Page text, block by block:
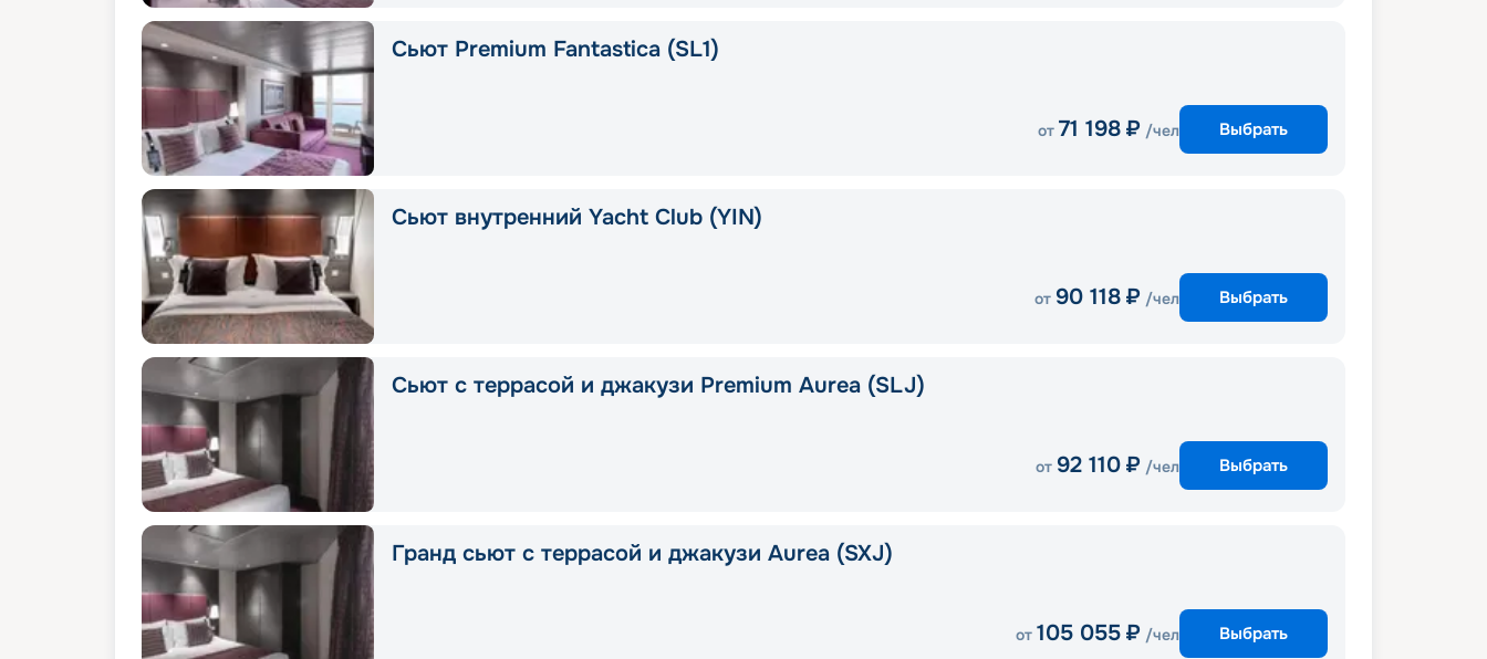
Сьют Premium Fantastica (SL1)
от 71 198 ₽ /чел Выбрать
Сьют внутренний Yacht Club (YIN)
от 90 118 ₽ /чел Выбрать
Сьют с террасой и джакузи Premium Aurea (SLJ)
от 92 110 ₽ /чел Выбрать
Гранд сьют с террасой и джакузи Aurea (SXJ)
от 105 055 ₽ /чел Выбрать